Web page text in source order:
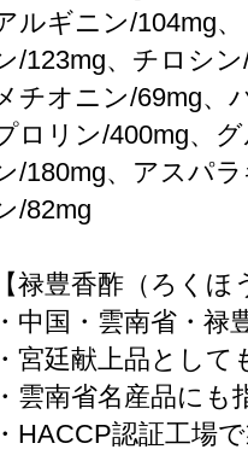
ルギニン/104mg
/123mg、チロシ
チオニン/69mg、
ロリン/400mg、
/180mg、アスパ
/82mg
【禄豊香酢（ろく
・中国・雲南省・
・宮廷献上品とし
・雲南省名産品にも
・HACCP認証工場